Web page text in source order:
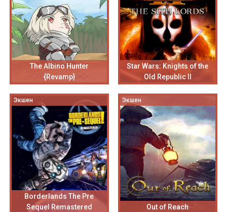
The Albino Hunter
{Revamp}
Star Wars: Knights of the
Old Republic II
Экшен
Borderlands The Pre
Sequel Remastered
Экшен
Out of Reach